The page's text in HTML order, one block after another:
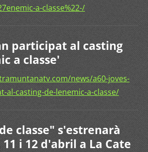
a-classe%22-/
participat al casting
a classe'
news/a60-joves-
al-casting-de-lenemic-a-classe/
classe" s'estrenarà
11 i 12 d'abril a La Cate